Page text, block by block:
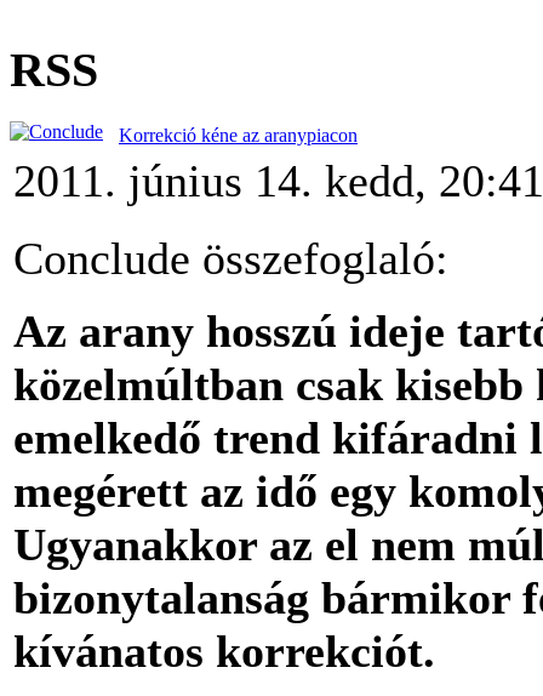
RSS
Korrekció kéne az aranypiacon
2011. június 14. kedd, 20:41
Conclude összefoglaló:
Az arany hosszú ideje
közelmúltban csak
emelkedő trend kifáradni
megérett az idő egy
Ugyanakkor az el nem
bizonytalanság bármikor
kívánatos korrekciót.